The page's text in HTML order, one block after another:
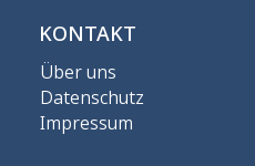
KONTAKT
Über uns
Datenschutz
Impressum